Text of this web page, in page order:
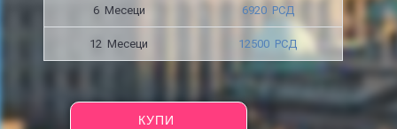
6 Месеци 6920 РСД
12 Месеци 12500 РСД
КУПИ